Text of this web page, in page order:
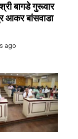
बागडे गुरूवार
आकर बांसवाडा
ago